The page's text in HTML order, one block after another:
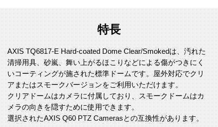
特長
AXIS TQ6817-E Hard-coated Dome Clear/Smokedは、汚れた
清掃用具、砂嵐、舞い上がるほこりなどによる傷がつきにく
いコーティングが施された標準ドームです。屋外対応でクリ
アまたはスモークバージョンをご利用いただけます。
クリアドームはカメラに付属しており、スモークドームはカ
メラの向きを隠すために使用できます。
選択されたAXIS Q60 PTZ Camerasとの互換性があります。